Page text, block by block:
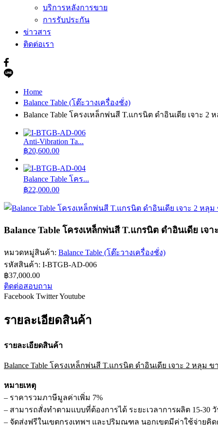
บริการหลังการขาย
การรับประกัน
ข่าวสาร
ติดต่อเรา
Home
Balance Table (โต๊ะวางเครื่องชั่ง)
Balance Table โครงเหล็กพ่นสี T.แกรนิต ดำอินเดีย เจาะ 2
Anti-Vibration Ta...
฿20,600.00
Balance Table โคร...
฿22,000.00
Balance Table โครงเหล็กพ่นสี T.แกรนิต ดำอินเดีย เ
หมวดหมู่สินค้า: Balance Table (โต๊ะวางเครื่องชั่ง)
รหัสสินค้า: I-BTGB-AD-006
฿37,000.00
ติดต่อสอบถาม
Facebook TwitterYoutube
รายละเอียดสินค้า
รายละเอียดสินค้า
Balance Table โครงเหล็กพ่นสี T.แกรนิต ดำอินเดีย เจาะ 2 หลุม
หมายเหตุ
– ราคารวมภาษีมูลค่าเพิ่ม 7%
– สามารถสั่งทำตามเเบบที่ต้องการได้ ระยะเวลาการผลิต 15-30
– จัดส่งฟรีในเขตกรุงเทพฯ และปริมณฑล นอกเขตมีค่าใช้จ่ายคิ